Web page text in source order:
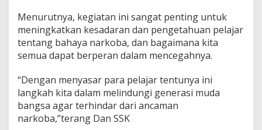
Menurutnya, kegiatan ini sangat penting untuk
meningkatkan kesadaran dan pengetahuan pelajar
tentang bahaya narkoba, dan bagaimana kita
semua dapat berperan dalam mencegahnya.
“Dengan menyasar para pelajar tentunya ini
langkah kita dalam melindungi generasi muda
bangsa agar terhindar dari ancaman
narkoba,”terang Dan SSK